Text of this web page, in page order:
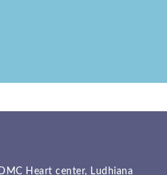
Heart center, Ludhiana